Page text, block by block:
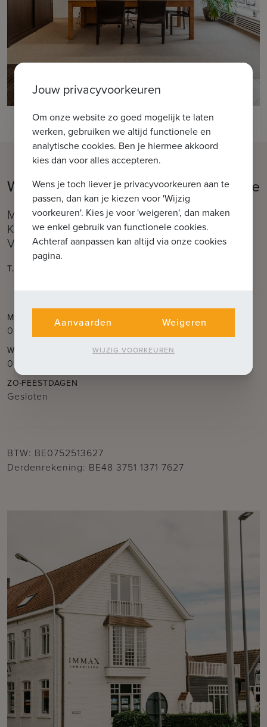
Welkom in ons kantoor IMMAX Brugge
Moerkerkse Steenweg 1, 8310 Brugge (Sint-
Kruis)
Vlakbij de Kruispoort
T.
MA VR
09.30u – 12.30u
WO
09.30u – 12.30u
ZO FEESTDAGEN
Gesloten
BTW: BE0752513627
Derdenrekening: BE48 3751 1371 7627
Jouw privacyvoorkeuren
Om onze website zo goed mogelijk te laten
werken, gebruiken we altijd functionele en
analytische cookies. Ben je hiermee akkoord
kies dan voor alles accepteren.
Wens je toch liever je privacyvoorkeuren aan te
passen, dan kan je kiezen voor 'Wijzig
voorkeuren'. Kies je voor 'weigeren', dan maken
we enkel gebruik van functionele cookies.
Achteraf aanpassen kan altijd via onze cookies
pagina.
Aanvaarden Weigeren
WIJZIG VOORKEUREN